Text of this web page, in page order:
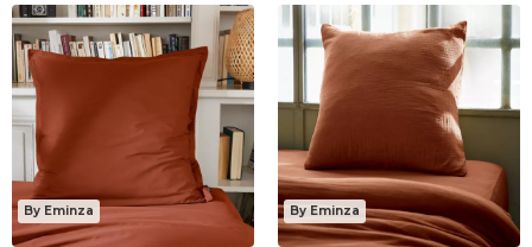
By Eminza By Eminza